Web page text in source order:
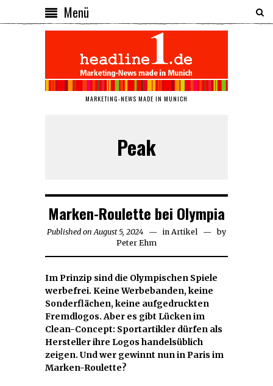
Menü
MARKETING-NEWS MADE IN MUNICH
Peak
Marken-Roulette bei Olympia
Published on August 5, 2024 August
5,
2024
in Artikel
by
Peter Ehm
Im Prinzip sind die Olympischen Spiele
werbefrei. Keine Werbebanden, keine
Sonderflächen, keine aufgedruckten
Fremdlogos. Aber es gibt Lücken im
Clean-Concept: Sportartikler dürfen als
Hersteller ihre Logos handelsüblich
zeigen. Und wer gewinnt nun in Paris im
Marken-Roulette?